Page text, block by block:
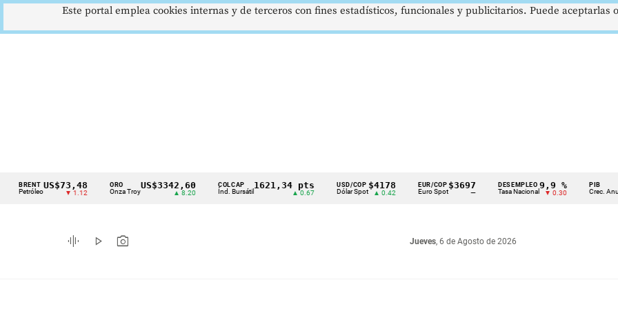
Cintillo
indicadores
económicos
US$73,48
▼ 1.12
ORO
Onza Troy
US$3342,60 COLCAP
Índ. Bursátil
1621,34 pts USD/COP
Dólar Spot
$4178
▲ 0.42
EUR/COP
Euro Spot
$3697
—
DESEMPLEO
Tasa Nacional
9,9 %
▼ 0.30
PIB
Crec. Anual
2,8
▲
graphic_eq play_arrow photo_camera Jueves, 6 de Agosto de 2026
Este portal emplea cookies internas y de terceros con fines estadísticos, funcionales y publicitarios. Puede aceptarlas